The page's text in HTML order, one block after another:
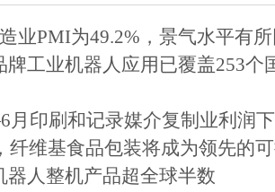
业PMI为49.2%，景气水平有
牌工业机器人应用已覆盖253个
月印刷和记录媒介复制业利润
纤维基食品包装将成为领先的
器人整机产品超全球半数